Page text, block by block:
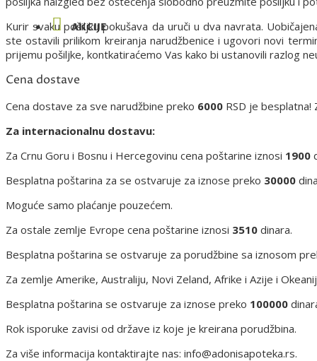
AKCIJE
Kurir svaku pošiljku pokušava da uruči u dva navrata.
ste ostavili prilikom kreiranja narudžbenice i ugovori novi
prijemu pošiljke, kontkatiraćemo Vas kako bi ustanovili razlog
Cena dostave
Cena dostave za sve narudžbine preko 6000 RSD je besplatna!
Za internacionalnu dostavu:
Za Crnu Goru i Bosnu i Hercegovinu cena poštarine iznosi 1900
Besplatna poštarina za se ostvaruje za iznose preko 30000
Moguće samo plaćanje pouzećem.
Za ostale zemlje Evrope cena poštarine iznosi 3510 dinara.
Besplatna poštarina se ostvaruje za porudžbine sa iznosom
Za zemlje Amerike, Australiju, Novi Zeland, Afrike i Azije i
Besplatna poštarina se ostvaruje za iznose preko 100000
Rok isporuke zavisi od države iz koje je kreirana porudžbina.
Za više informacija kontaktirajte nas: info@adonisapoteka.rs.